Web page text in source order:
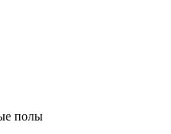
полы